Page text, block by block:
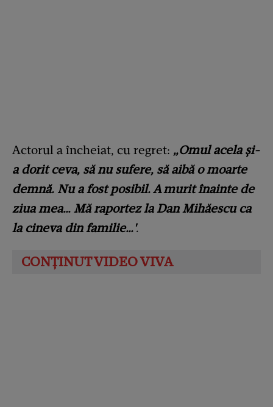
Actorul a încheiat, cu regret: „Omul acela și-
a dorit ceva, să nu sufere, să aibă o moarte
demnă. Nu a fost posibil. A murit înainte de
ziua mea… Mă raportez la Dan Mihăescu ca
la cineva din familie…'.